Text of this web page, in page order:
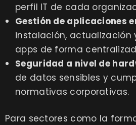
perfil IT de cada
Gestión de aplicaciones
instalación, actualización
apps de forma
Seguridad a nivel de
de datos sensibles y
normativas corporativas.
Para sectores como la